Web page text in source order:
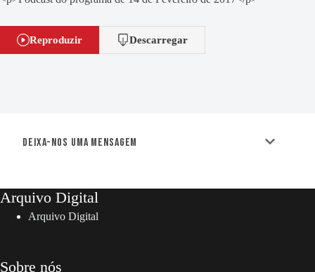
Reproduzir Descarregar
Deixa-nos uma mensagem
Arquivo Digital
Arquivo Digital
Sobre nós